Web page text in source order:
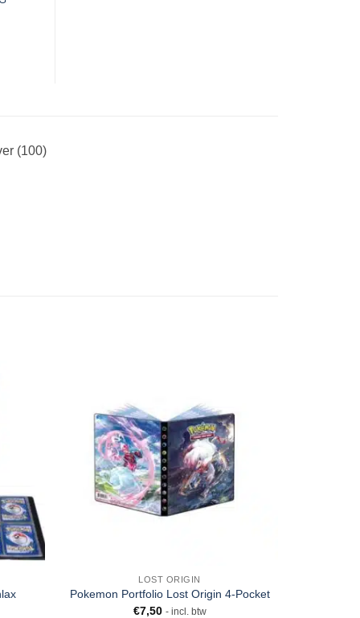
(100)
LOST ORIGIN
Pokemon Portfolio Lost Origin 4-Pocket
€7,50 - incl. btw